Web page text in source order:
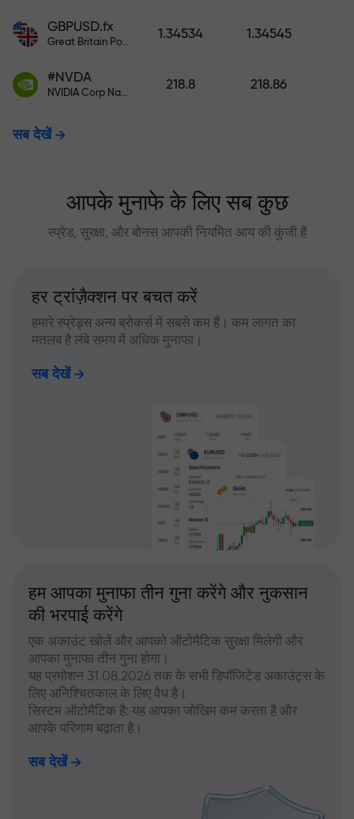
GBPUSD.fx
Great Britain Pound vs US Dollar
1.34534 1.34545
#NVDA
NVIDIA Corp Nasdaq Stock Exchange (Nasdaq) USD
218.8 218.86
सब देखें
आपके मुनाफे के लिए सब कुछ
स्प्रेड, सुरक्षा, और बोनस आपकी नियमित आय की कुंजी हैं
हर ट्रांज़ैक्शन पर बचत करें
हमारे स्प्रेड्स अन्य ब्रोकर्स में सबसे कम हैं। कम लागत का
मतलब है लंबे समय में अधिक मुनाफा।
सब देखें
हम आपका मुनाफा तीन गुना करेंगे और नुकसान
की भरपाई करेंगे
एक अकाउंट खोलें और आपको ऑटोमैटिक सुरक्षा मिलेगी और
आपका मुनाफा तीन गुना होगा।
यह प्रमोशन 31.08.2026 तक के सभी डिपॉजिटेड अकाउंट्स के
लिए अनिश्चितकाल के लिए वैध है।
सिस्टम ऑटोमैटिक है: यह आपका जोखिम कम करता है और
आपके परिणाम बढ़ाता है।
सब देखें